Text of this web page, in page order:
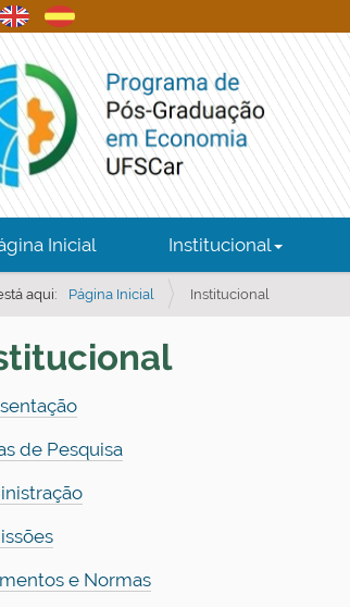
Inicial Institucional
aqui: Página Inicial Institucional
de Pesquisa
e Normas